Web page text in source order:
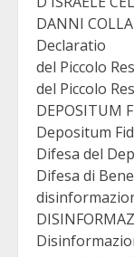
DANNI
Declaratio
del Piccolo
del Piccolo
DEPOSITUM
Depositum
Difesa del
Difesa di